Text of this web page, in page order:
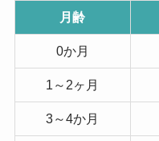
月齢
0か月
1～2ヶ月
3～4か月